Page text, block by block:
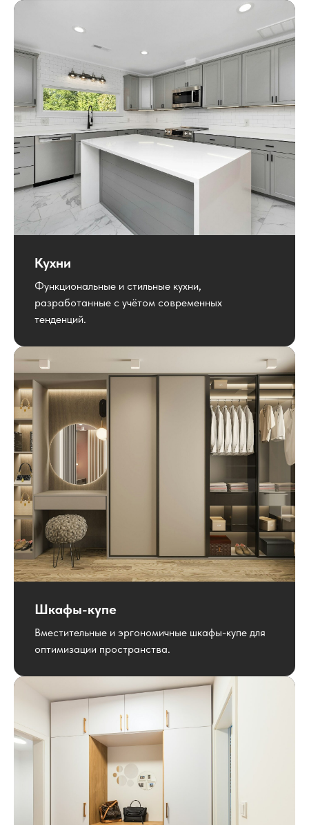
Кухни
Функциональные и стильные кухни,
разработанные с учётом современных
тенденций.
Шкафы-купе
Вместительные и эргономичные шкафы-купе для
оптимизации пространства.